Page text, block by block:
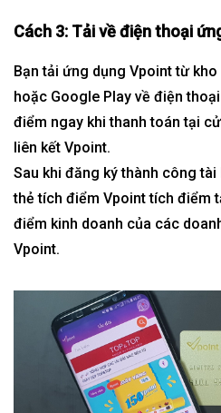
Cách 3: Tải về điện thoại
Bạn tải ứng dụng Vpoint từ
hoặc Google Play về điện
điểm ngay khi thanh toán tại
liên kết Vpoint.
Sau khi đăng ký thành công
thẻ tích điểm Vpoint tích điểm
điểm kinh doanh của các
Vpoint.